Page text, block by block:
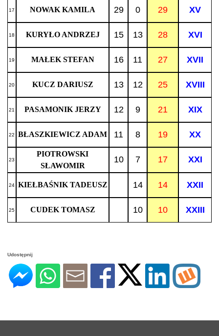
17 NOWAK KAMILA 29 0 29 XV
18 KURYŁO ANDRZEJ 15 13 28 XVI
19 MAŁEK STEFAN 16 11 27 XVII
20 KUCZ DARIUSZ 13 12 25 XVIII
21 PASAMONIK JERZY 12 9 21 XIX
22 BŁASZKIEWICZ ADAM 11 8 19 XX
23
PIOTROWSKI
SŁAWOMIR
10 7 17 XXI
24 KIEŁBAŚNIK TADEUSZ 14 14 XXII
25 CUDEK TOMASZ 10 10 XXIII
Udostępnij